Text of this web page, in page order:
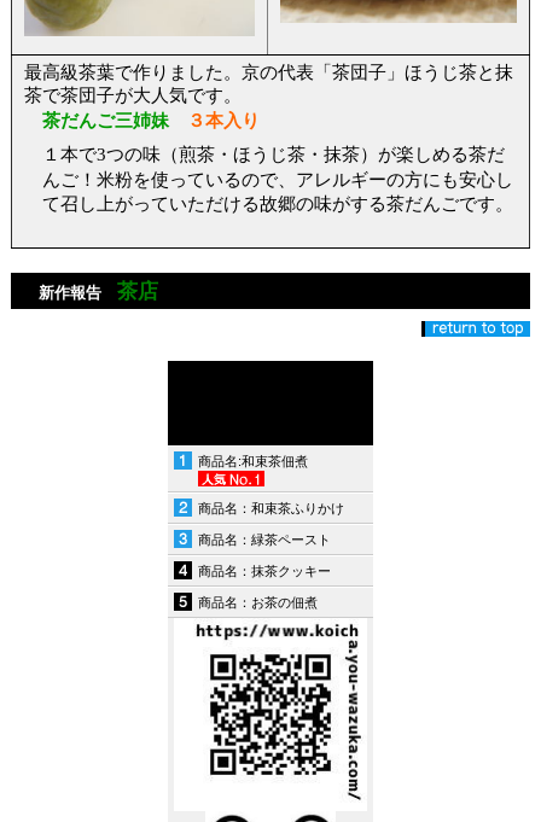
最高級茶葉で作りました。京の代表「茶団子」ほうじ茶と抹
茶で茶団子が大人気です。
茶だんご三姉妹
３本入り
１本で3つの味（煎茶・ほうじ茶・抹茶）が楽しめる茶だ
んご！ 米粉を使っているので、アレルギーの方にも安心し
て召し上がっていただける故郷の味がする茶だんごです。
新作報告 茶店
商品名:和束茶佃煮
商品名：和束茶ふりかけ
商品名：緑茶ペースト
商品名：抹茶クッキー
商品名：お茶の佃煮